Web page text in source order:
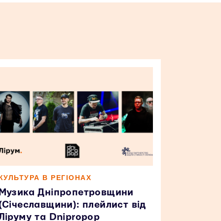
В РЕГІОНАХ
Дніпропетровщини
плейлист від
та Dnipropop